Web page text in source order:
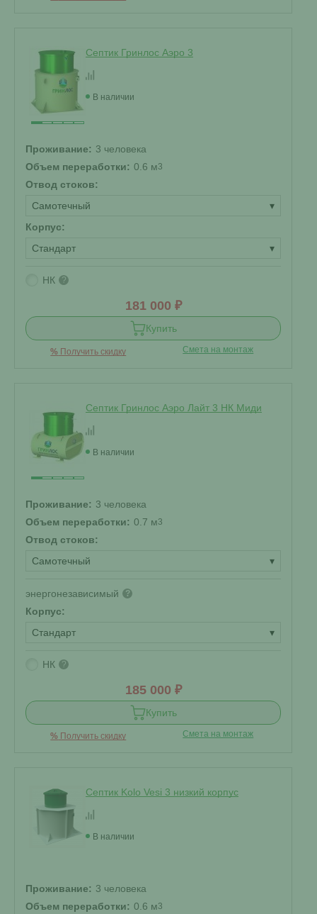
Септик Гринлос Аэро 3
В наличии
Проживание: 3 человека
Объем переработки: 0.6 м3
Отвод стоков:
Самотечный
▾
Корпус:
Стандарт
▾
НК ?
181 000 ₽
Купить
% Получить скидку Смета на монтаж
Септик Гринлос Аэро Лайт 3 НК Миди
В наличии
Проживание: 3 человека
Объем переработки: 0.7 м3
Отвод стоков:
Самотечный
▾
энергонезависимый ?
Корпус:
Стандарт
▾
НК ?
185 000 ₽
Купить
% Получить скидку Смета на монтаж
Септик Kolo Vesi 3 низкий корпус
В наличии
Проживание: 3 человека
Объем переработки: 0.6 м3